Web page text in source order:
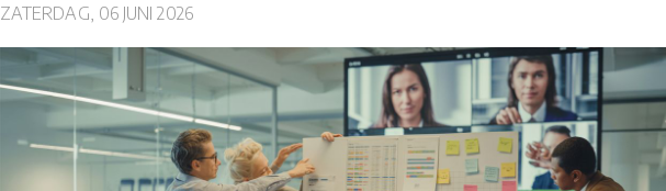
ZATERDAG, 06 JUNI 2026